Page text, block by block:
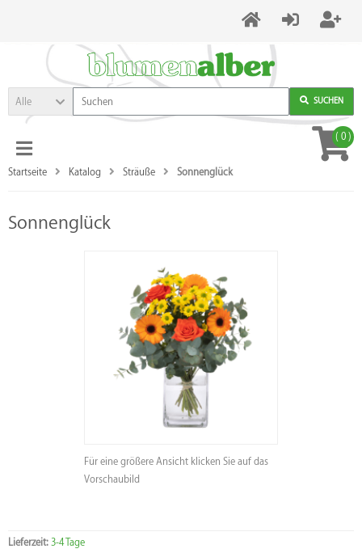
Alle SUCHEN
( 0 )
Startseite Katalog Sträuße Sonnenglück
Sonnenglück
Für eine größere Ansicht klicken Sie auf das
Vorschaubild
Lieferzeit: 3-4 Tage